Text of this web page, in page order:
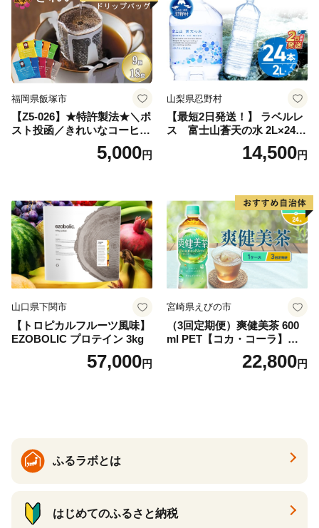
小分け お土産 お取り寄せ グ
ルメ 福岡 九州 福岡県 国産
日本 ふかむし茶 ふかむし 家
庭用 自宅用 ちゃ りょくちゃ
ふかむしちゃ 急須 甘み 川崎
町 送料無料
福岡県飯塚市
【Z5-026】★特許製法★＼ポ
スト投函／きれいなコーヒー
ドリップバッグ9種セット(18
袋)ゆうパケットでお届け！
5,000円
山梨県忍野村
【最短2日発送！】 ラベルレ
ス 富士山蒼天の水 2L×24本
（4ケース）※離島不可 天然
水 ミネラルウォーター 水 ペ
産 シリカ ミネラル 美容 備蓄
防災 長期保存 富士山 山梨県
忍野村
14,500円
山口県下関市
【トロピカルフルーツ風味】
EZOBOLIC プロテイン 3kg
57,000円
宮崎県えびの市
（3回定期便）爽健美茶 600
ml PET【コカ・コーラ】ペ
ットボトル 1ケース(24本) 定
期便 3回(72本) セット お茶
22,800円
ふるラボとは
はじめてのふるさと納税